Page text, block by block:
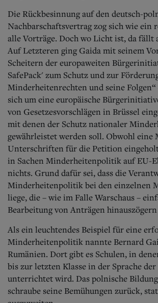
Die Rückbesinnung auf den deutsch-
Nachbarschaftsvertrag zog sich wie ein
alle Vorträge. Doch wo Licht ist, da fällt
Auf Letzteren ging Gaida mit seinem
Scheitern der europaweiten
SafePack' zum Schutz und zur
Minderheitenrechten und seine
sich um eine europäische
von Gesetzesvorschlägen in Brüssel
mit denen der Schutz nationaler
gewährleistet werden soll. Obwohl eine
Unterschriften für die Petition
in Sachen Minderheitenpolitik auf EU-
nichts. Grund dafür sei, dass die
Minderheitenpolitik bei den einzelnen
liege, die – wie im Falle Warschaus –
Bearbeitung von Anträgen
Als ein leuchtendes Beispiel für eine
Minderheitenpolitik nannte Bernard
Rumänien. Dort gibt es Schulen, in
bis zur letzten Klasse in der Sprache
unterrichtet wird. Das polnische
schraube seine Bemühungen zurück,